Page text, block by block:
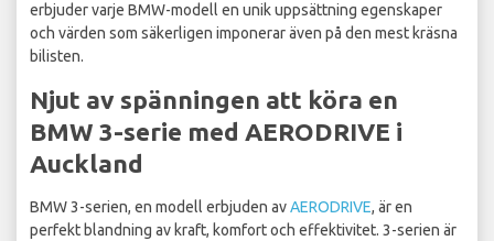
erbjuder varje BMW-modell en unik uppsättning egenskaper
och värden som säkerligen imponerar även på den mest kräsna
bilisten.
Njut av spänningen att köra en
BMW 3-serie med AERODRIVE i
Auckland
BMW 3-serien, en modell erbjuden avAERODRIVE, är en
perfekt blandning av kraft, komfort och effektivitet. 3-serien är